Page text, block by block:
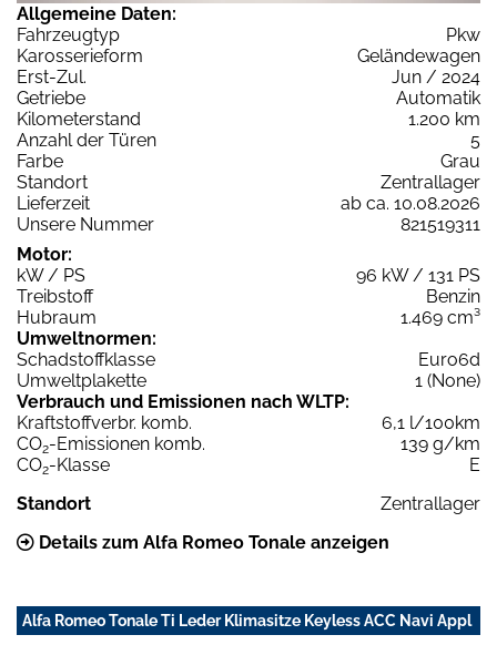
Allgemeine Daten:
Fahrzeugtyp
Pkw
Karosserieform
Geländewagen
Erst-Zul.
Jun / 2024
Getriebe
Automatik
Kilometerstand
1.200 km
Anzahl der Türen
5
Farbe
Grau
Standort
Zentrallager
Lieferzeit
ab ca. 10.08.2026
Unsere Nummer
821519311
Motor:
kW / PS
96 kW / 131 PS
Treibstoff
Benzin
Hubraum
1.469 cm³
Umweltnormen:
Schadstoffklasse
Euro6d
Umweltplakette
1 (None)
Verbrauch und Emissionen nach WLTP:
Kraftstoffverbr. komb.
6,1 l/100km
CO2-Emissionen komb.
139 g/km
CO2-Klasse
E
Standort
Zentrallager
Details zum Alfa Romeo Tonale anzeigen
Alfa Romeo Tonale Ti Leder Klimasitze Keyless ACC Navi Appl